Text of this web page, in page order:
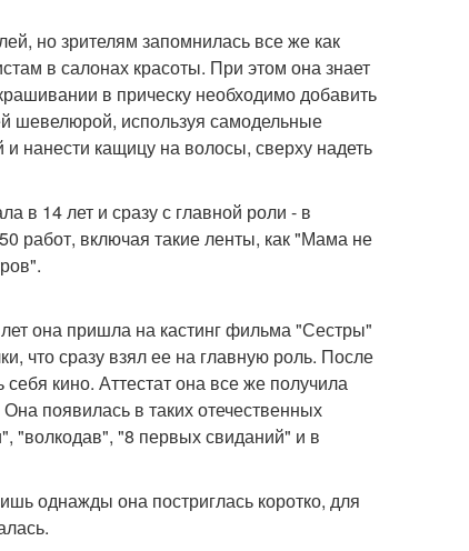
но зрителям запомнилась все же как
в салонах красоты. При этом она знает
в прическу необходимо добавить
шевелюрой, используя самодельные
нанести кащицу на волосы, сверху надеть
в 14 лет и сразу с главной роли - в
работ, включая такие ленты, как "Мама не
она пришла на кастинг фильма "Сестры"
что сразу взял ее на главную роль. После
кино. Аттестат она все же получила
появилась в таких отечественных
"волкодав", "8 первых свиданий" и в
однажды она постриглась коротко, для